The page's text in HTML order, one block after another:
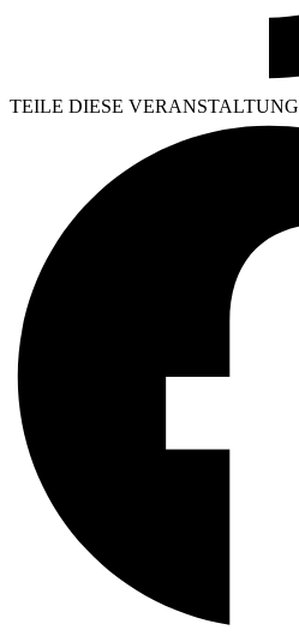
TEILE DIESE VERANSTALTUNG